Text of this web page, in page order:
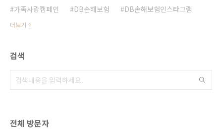
가족사랑캠페인
DB손해보험 DB손해보험인스타그램
더보기
검색
전체 방문자